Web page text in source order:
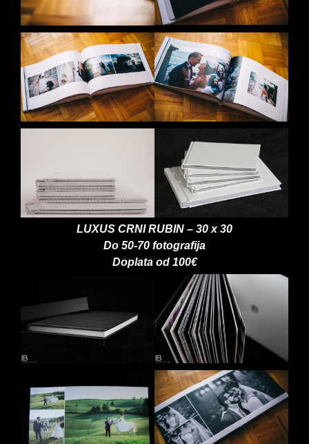
LUXUS CRNI RUBIN – 30 x 30
Do 50-70 fotografija
Doplata od 100€